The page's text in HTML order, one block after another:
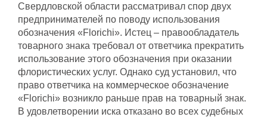
Свердловской области рассматривал спор двух
предпринимателей по поводу использования
обозначения «Florichi». Истец – правообладатель
товарного знака требовал от ответчика прекратить
использование этого обозначения при оказании
флористических услуг. Однако суд установил, что
право ответчика на коммерческое обозначение
«Florichi» возникло раньше прав на товарный знак.
В удовлетворении иска отказано во всех судебных